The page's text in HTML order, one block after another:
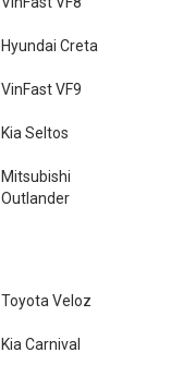
Hyundai Creta
VinFast VF9
Kia Seltos
Mitsubishi
Outlander
Toyota Veloz
Kia Carnival